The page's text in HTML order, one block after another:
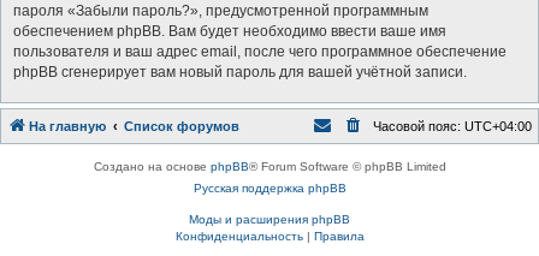
пароля «Забыли пароль?», предусмотренной программным
обеспечением phpBB. Вам будет необходимо ввести ваше имя
пользователя и ваш адрес email, после чего программное обеспечение
phpBB сгенерирует вам новый пароль для вашей учётной записи.
На главную Список форумов Часовой пояс: UTC+04:00
Создано на основе phpBB® Forum Software © phpBB Limited
Русская поддержка phpBB
Моды и расширения phpBB
Конфиденциальность| Правила